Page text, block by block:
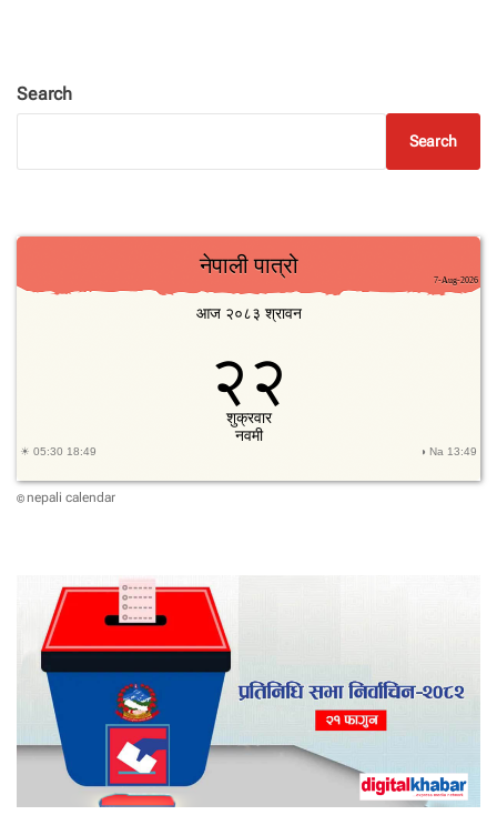
Search
Search
© nepali calendar